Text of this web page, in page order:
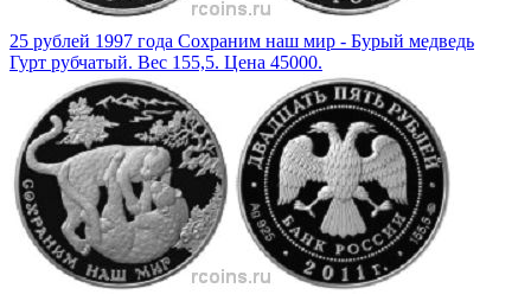
25 рублей 1997 года Сохраним наш мир - Бурый медведь
Гурт рубчатый. Вес 155,5. Цена 45000.